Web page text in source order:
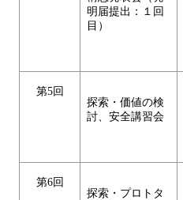
明届提出：１回
目）
第5回
探索・価値の検
討、安全講習会
第6回
探索・プロトタ